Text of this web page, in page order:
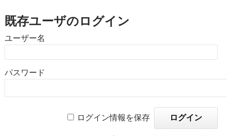
既存ユーザのログイン
ユーザー名
パスワード
ログイン情報を保存